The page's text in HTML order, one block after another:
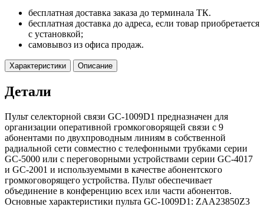
бесплатная доставка заказа до терминала ТК.
бесплатная доставка до адреса, если товар приобретается
с установкой;
самовывоз из офиса продаж.
Характеристики Описание
Детали
Пульт селекторной связи GC-1009D1 предназначен для
организации оперативной громкоговорящей связи с 9
абонентами по двухпроводным линиям в собственной
радиальной сети совместно с телефонными трубками серии
GC-5000 или с переговорными устройствами серии GC-4017
и GC-2001 и используемыми в качестве абонентского
громкоговорящего устройства. Пульт обеспечивает
объединение в конференцию всех или части абонентов.
Основные характеристики пульта GC-1009D1: ZAA23850Z3